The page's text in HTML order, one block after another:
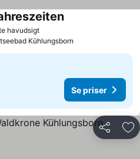
havudsigt
Kühlungsborn
Se priser
Del